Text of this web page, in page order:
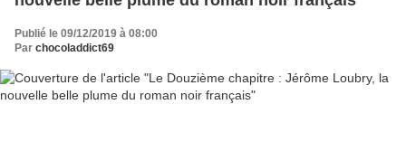
Publié le 09/12/2019 à 08:00
Par chocoladdict69